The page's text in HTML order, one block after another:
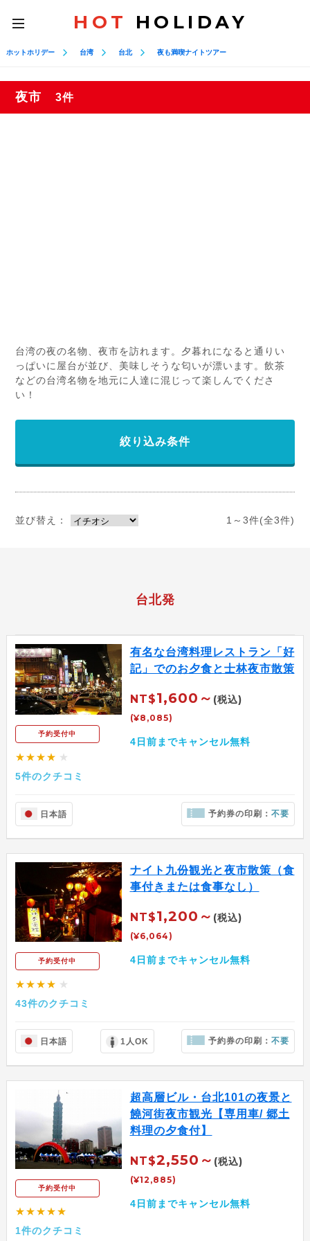
toggle
navigation
HOT HOLIDAY
ホットホリデー 台湾 台北 夜も満喫ナイトツアー
夜市 3件
台湾の夜の名物、夜市を訪れます。夕暮れになると通りい
っぱいに屋台が並び、美味しそうな匂いが漂います。飲茶
などの台湾名物を地元に人達に混じって楽しんでくださ
い！
絞り込み条件
並び替え： 1～3件(全3件)
台北発
予約受付中
★★★★ ★
5件のクチコミ
有名な台湾料理レストラン「好
記」でのお夕食と士林夜市散策
NT$1,600～ (税込)
(¥8,085)
4日前までキャンセル無料
日本語 予約券の印刷：不要
予約受付中
★★★★ ★
43件のクチコミ
ナイト九份観光と夜市散策（食
事付きまたは食事なし）
NT$1,200～ (税込)
(¥6,064)
4日前までキャンセル無料
日本語 1人OK 予約券の印刷：不要
予約受付中
★★★★★
1件のクチコミ
超高層ビル・台北101の夜景と
饒河街夜市観光【専用車/ 郷土
料理の夕食付】
NT$2,550～ (税込)
(¥12,885)
4日前までキャンセル無料